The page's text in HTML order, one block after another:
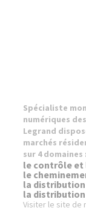
Spécialiste
numériques
Legrand
marchés
sur 4 domaines :
le contrôle et
le
la
la
Visiter le site de